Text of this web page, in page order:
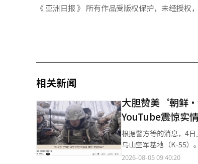
《 亚洲日报 》 所有作品受版权保护，未经授权
相关新闻
大胆赞美‘朝鲜
YouTube震惊实
根据警方等的消息，4
乌山空军基地（K-55）。 其中6人通过正门进入了基地内部，另外2人则在入口处被阻止。学生们在基地内高喊“打
击美军第七空军”等口号。 美军方面将他们当场逮捕，并将其移交给韩国警方。警方以违反军事基地及军事
2026-08-05 09:40:20